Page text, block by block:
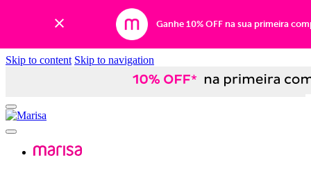
Ganhe 10% OFF na sua primeira
Skip to content Skip to navigation